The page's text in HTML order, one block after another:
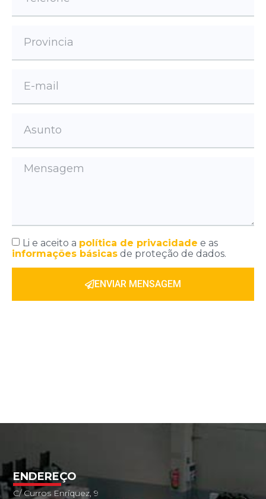
Li e aceito a política de privacidade e as
informações básicas de proteção de dados.
ENVIAR MENSAGEM
ENDEREÇO
C/ Curros Enríquez, 9